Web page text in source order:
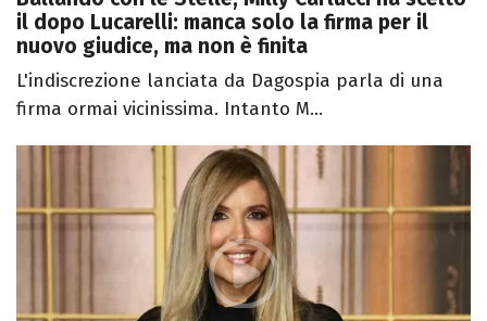
il dopo Lucarelli: manca solo la firma per il
nuovo giudice, ma non è finita
L'indiscrezione lanciata da Dagospia parla di una
firma ormai vicinissima. Intanto M...